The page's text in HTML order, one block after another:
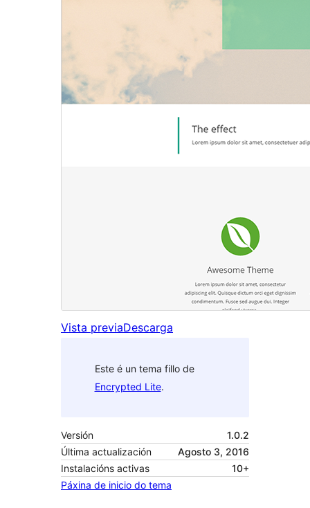
Vista previaDescarga
Este é un tema fillo de
Encrypted Lite.
Versión
1.0.2
Última actualización
Agosto 3, 2016
Instalacións activas
10+
Páxina de inicio do tema